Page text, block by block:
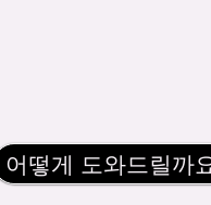
어떻게 도와드릴까